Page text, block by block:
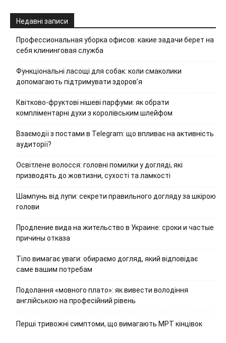
Недавні записи
Профессиональная уборка офисов: какие задачи берет на
себя клининговая служба
Функціональні ласощі для собак: коли смаколики
допомагають підтримувати здоров’я
Квітково-фруктові нішеві парфуми: як обрати
компліментарні духи з королівським шлейфом
Взаємодії з постами в Telegram: що впливає на активність
аудиторії?
Освітлене волосся: головні помилки у догляді, які
призводять до жовтизни, сухості та ламкості
Шампунь від лупи: секрети правильного догляду за шкірою
голови
Продление вида на жительство в Украине: сроки и частые
причины отказа
Тіло вимагає уваги: обираємо догляд, який відповідає
саме вашим потребам
Подолання «мовного плато»: як вивести володіння
англійською на професійний рівень
Перші тривожні симптоми, що вимагають МРТ кінцівок